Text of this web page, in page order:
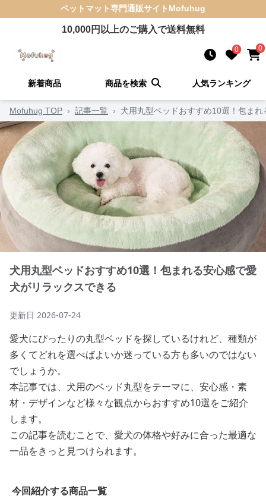
ペットマット専門通販サイト Mofuhug
10,000円以上のご購入で送料無料
0 0
新着商品 商品を検索 人気ランキング
Mofuhug TOP › 記事一覧 › 犬用丸型ベッドおすすめ10選！包ま
犬用丸型ベッドおすすめ10選！包まれる安心感で愛
犬がリラックスできる
更新日 2026-07-24
愛犬にぴったりの丸型ベッドを探しているけれど、種類が
多くてどれを選べばよいか迷っている方も多いのではない
でしょうか。
本記事では、犬用のベッド丸型をテーマに、安心感・素
材・デザインなど様々な観点からおすすめ10選をご紹介
します。
この記事を読むことで、愛犬の体格や好みに合った最適な
一品をきっと見つけられます。
今回紹介する商品一覧